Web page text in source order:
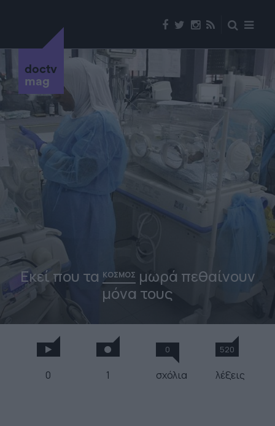
doctv
mag
Εκεί που τα ΚΟΣΜΟΣ μωρά πεθαίνουν
μόνα τους
0 1
0
σχόλια
520
λέξεις